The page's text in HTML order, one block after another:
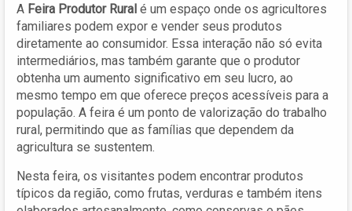
A Feira Produtor Rural é um espaço onde os agricultores
familiares podem expor e vender seus produtos
diretamente ao consumidor. Essa interação não só evita
intermediários, mas também garante que o produtor
obtenha um aumento significativo em seu lucro, ao
mesmo tempo em que oferece preços acessíveis para a
população. A feira é um ponto de valorização do trabalho
rural, permitindo que as famílias que dependem da
agricultura se sustentem.
Nesta feira, os visitantes podem encontrar produtos
típicos da região, como frutas, verduras e também itens